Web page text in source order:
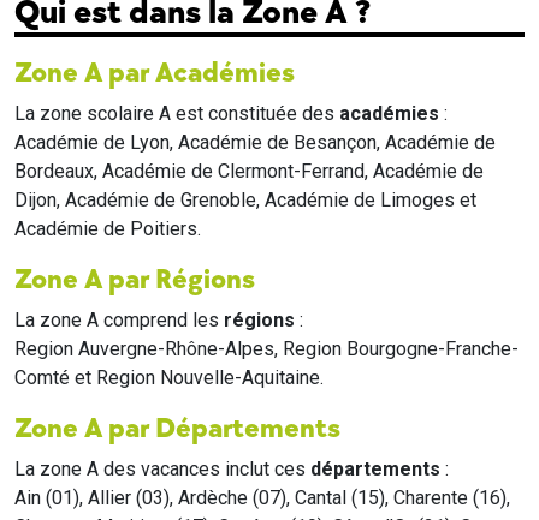
Qui est dans la Zone A ?
Zone A par Académies
La zone scolaire A est constituée des académies :
Académie de Lyon, Académie de Besançon, Académie de
Bordeaux, Académie de Clermont-Ferrand, Académie de
Dijon, Académie de Grenoble, Académie de Limoges et
Académie de Poitiers.
Zone A par Régions
La zone A comprend les régions :
Region Auvergne-Rhône-Alpes, Region Bourgogne-Franche-
Comté et Region Nouvelle-Aquitaine.
Zone A par Départements
La zone A des vacances inclut ces départements :
Ain (01), Allier (03), Ardèche (07), Cantal (15), Charente (16),